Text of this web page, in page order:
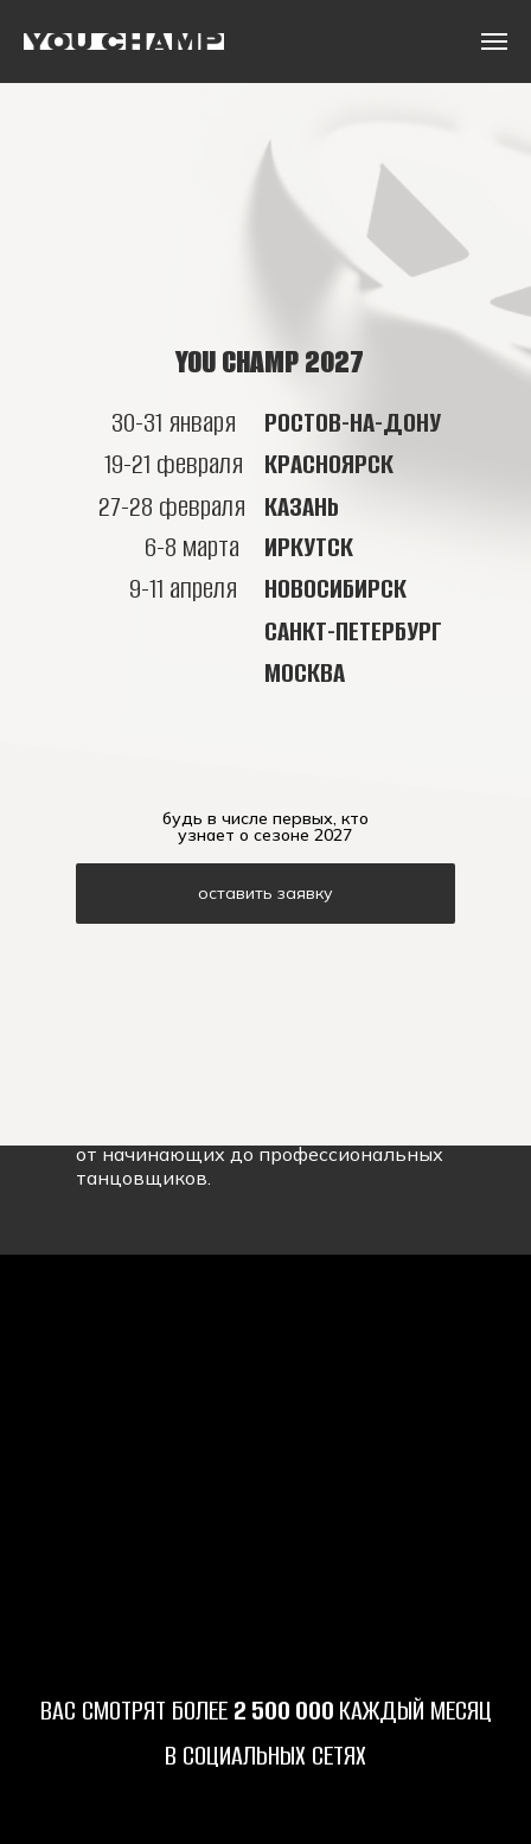
YOU CHAMP 2027
будь в числе первых, кто
узнает о сезоне 2027
КРАСНОЯРСК
ИРКУТСК
МОСКВА
САНКТ-ПЕТЕРБУРГ
НОВОСИБИРСК
РОСТОВ-НА-ДОНУ
КАЗАНЬ
19-21 февраля
6-8 марта
9-11 апреля
27-28 февраля
30-31 января
оставить заявку
от начинающих до профессиональных
танцовщиков.
ВАС СМОТРЯТ БОЛЕЕ2 500 000КАЖДЫЙ МЕСЯЦ
В СОЦИАЛЬНЫХ СЕТЯХ